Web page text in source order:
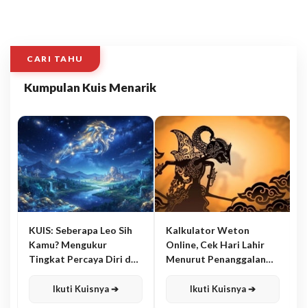
CARI TAHU
Kumpulan Kuis Menarik
KUIS: Seberapa Leo Sih
Kamu? Mengukur
Tingkat Percaya Diri dan
Ikuti Kuisnya ➔
Kalkulator Weton
Online, Cek Hari Lahir
Menurut Penanggalan
Ikuti Kuisnya ➔